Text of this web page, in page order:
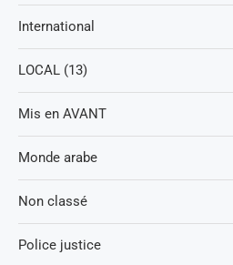
International
LOCAL (13)
Mis en AVANT
Monde arabe
Non classé
Police justice